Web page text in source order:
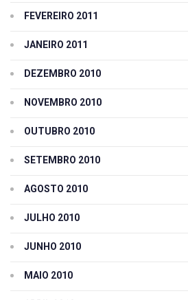
FEVEREIRO 2011
JANEIRO 2011
DEZEMBRO 2010
NOVEMBRO 2010
OUTUBRO 2010
SETEMBRO 2010
AGOSTO 2010
JULHO 2010
JUNHO 2010
MAIO 2010